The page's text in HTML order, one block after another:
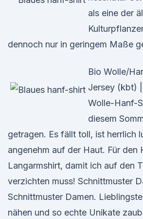
als eine der
dennoch nur in geringem Maße
Bio Wolle/
Jersey (kbt)
Wolle-Hanf-
diesem
getragen. Es fällt toll, ist herrlich
angenehm auf der Haut. Für
Langarmshirt, damit ich auf den
verzichten muss! Schnittmuster
Schnittmuster Damen.
nähen und so echte Unikate